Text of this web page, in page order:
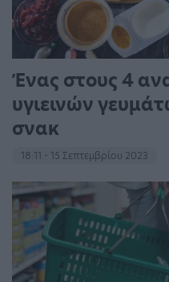
Ένας στους 4
υγιεινών
σνακ
18:11 - 15 Σεπτεμβρίου 2023